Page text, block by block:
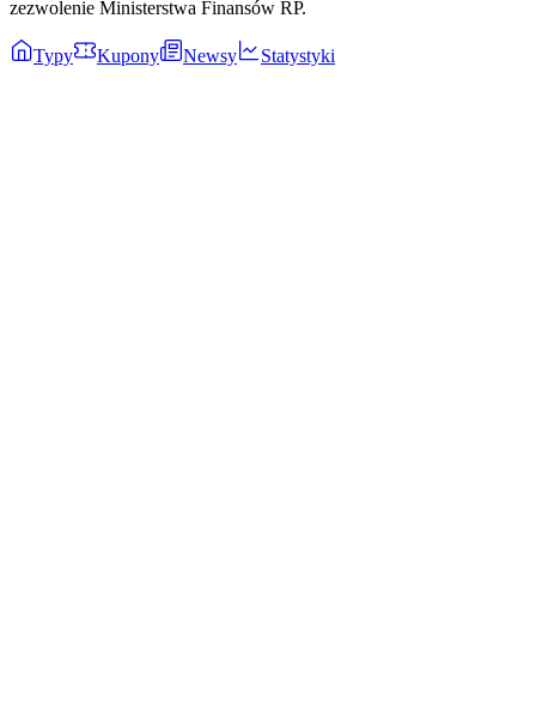
zezwolenie Ministerstwa Finansów RP.
Typy Kupony Newsy Statystyki